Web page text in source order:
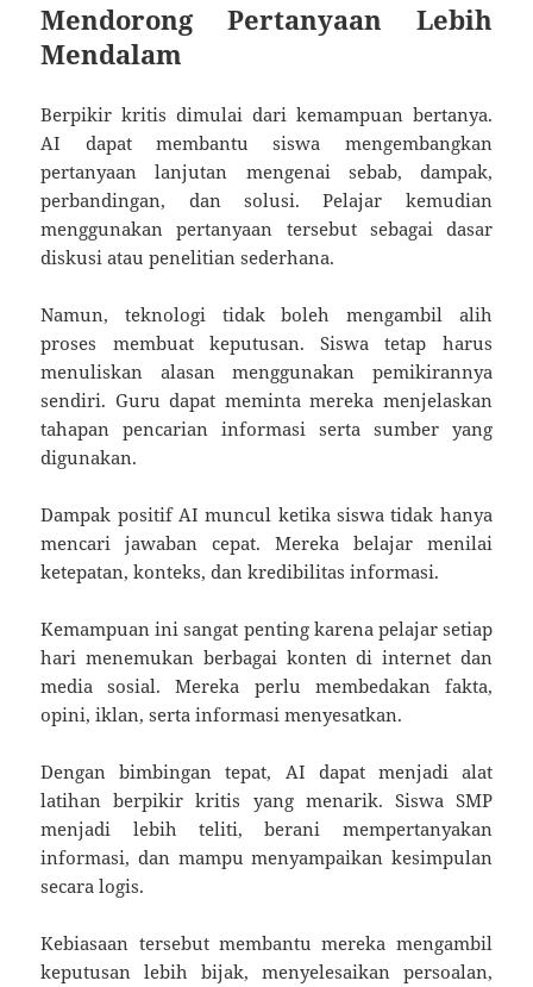
Mendorong Pertanyaan Lebih
Mendalam
Berpikir kritis dimulai dari kemampuan bertanya.
AI dapat membantu siswa mengembangkan
pertanyaan lanjutan mengenai sebab, dampak,
perbandingan, dan solusi. Pelajar kemudian
menggunakan pertanyaan tersebut sebagai dasar
diskusi atau penelitian sederhana.
Namun, teknologi tidak boleh mengambil alih
proses membuat keputusan. Siswa tetap harus
menuliskan alasan menggunakan pemikirannya
sendiri. Guru dapat meminta mereka menjelaskan
tahapan pencarian informasi serta sumber yang
digunakan.
Dampak positif AI muncul ketika siswa tidak hanya
mencari jawaban cepat. Mereka belajar menilai
ketepatan, konteks, dan kredibilitas informasi.
Kemampuan ini sangat penting karena pelajar setiap
hari menemukan berbagai konten di internet dan
media sosial. Mereka perlu membedakan fakta,
opini, iklan, serta informasi menyesatkan.
Dengan bimbingan tepat, AI dapat menjadi alat
latihan berpikir kritis yang menarik. Siswa SMP
menjadi lebih teliti, berani mempertanyakan
informasi, dan mampu menyampaikan kesimpulan
secara logis.
Kebiasaan tersebut membantu mereka mengambil
keputusan lebih bijak, menyelesaikan persoalan,